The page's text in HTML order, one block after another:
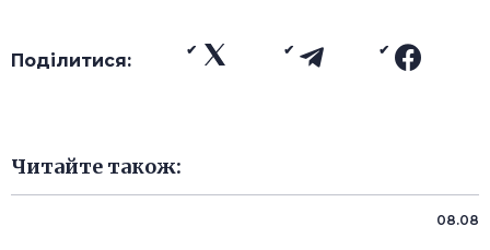
Поділитися:
Читайте також:
08.08